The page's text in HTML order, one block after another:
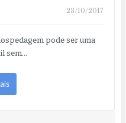
23/10/2017
pode ser uma
sem…